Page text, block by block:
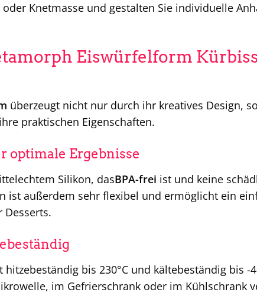
Knetmasse und gestalten Sie individuelle
Eiswürfelform
überzeugt nicht nur durch ihr kreatives Design,
praktischen Eigenschaften.
optimale Ergebnisse
Silikon, dasBPA-frei ist und keine
ist außerdem sehr flexibel und ermöglicht ein
Desserts.
hitzebeständig bis 230°C und kältebeständig bis -
im Gefrierschrank oder im Kühlschrank